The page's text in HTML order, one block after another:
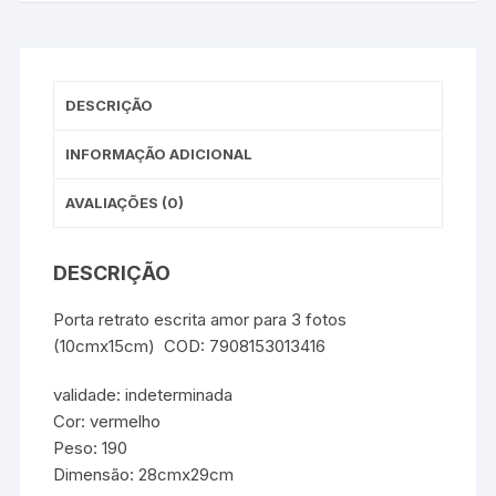
DESCRIÇÃO
INFORMAÇÃO ADICIONAL
AVALIAÇÕES (0)
DESCRIÇÃO
Porta retrato escrita amor para 3 fotos
(10cmx15cm) COD: 7908153013416
validade: indeterminada
Cor: vermelho
Peso: 190
Dimensão: 28cmx29cm